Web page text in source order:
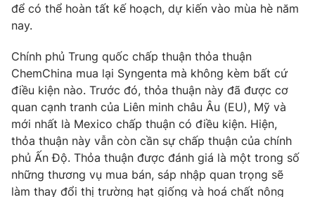
Phim VTV
Nhân vật
Khán giả
Giải sao mai
Giải trí
Điện ảnh
Âm nhạc
Sao
Đời sống
Du lịch
Làm đẹp
Chất lượng cuộc sống
Giáo dục
Tuyển sinh
Học trực tuyến
Công nghệ
Hitech Công nghệ tương lai
Giao lưu trực tuyến
để có thể hoàn tất kế hoạch, dự kiến vào mùa hè năm
nay.
Chính phủ Trung quốc chấp thuận thỏa thuận
ChemChina mua lại Syngenta mà không kèm bất cứ
điều kiện nào. Trước đó, thỏa thuận này đã được cơ
quan cạnh tranh của Liên minh châu Âu (EU), Mỹ và
mới nhất là Mexico chấp thuận có điều kiện. Hiện,
thỏa thuận này vẫn còn cần sự chấp thuận của chính
phủ Ấn Độ. Thỏa thuận được đánh giá là một trong số
những thương vụ mua bán, sáp nhập quan trọng sẽ
làm thay đổi thị trường hạt giống và hoá chất nông